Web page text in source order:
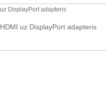
HDMI uz DisplayPort adapteris